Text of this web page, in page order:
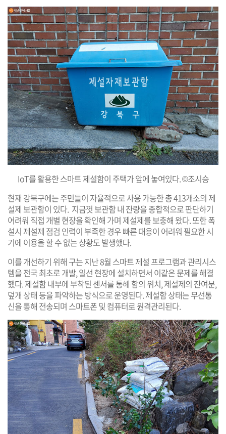
IoT를 활용한 스마트 제설함이 주택가 앞에 놓여있다. ©조시승
현재 강북구에는 주민들이 자율적으로 사용 가능한 총 413개소의 제
설제 보관함이 있다. 지금껏 보관함 내 잔량을 종합적으로 판단하기
어려워 직접 개별 현장을 확인해 가며 제설제를 보충해 왔다. 또한 폭
설시 제설제 점검 인력이 부족한 경우 빠른 대응이 어려워 필요한 시
기에 이용을 할 수 없는 상황도 발생했다.
이를 개선하기 위해 구는 지난 8월 스마트 제설 프로그램과 관리시스
템을 전국 최초로 개발, 일선 현장에 설치하면서 이같은 문제를 해결
했다. 제설함 내부에 부착된 센서를 통해 함의 위치, 제설제의 잔여분,
덮개 상태 등을 파악하는 방식으로 운영된다. 제설함 상태는 무선통
신을 통해 전송되며 스마트폰 및 컴퓨터로 원격관리된다.